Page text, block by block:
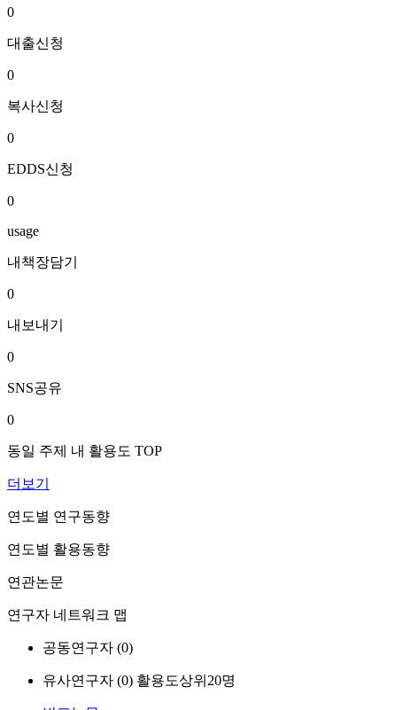
0
대출신청
0
복사신청
0
EDDS신청
0
usage
내책장담기
0
내보내기
0
SNS공유
0
동일 주제 내 활용도 TOP
더보기
연도별 연구동향
연도별 활용동향
연관논문
연구자 네트워크 맵
공동연구자 (0)
유사연구자 (0) 활용도상위20명